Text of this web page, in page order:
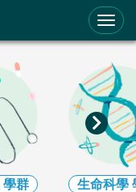
學群 生命科學